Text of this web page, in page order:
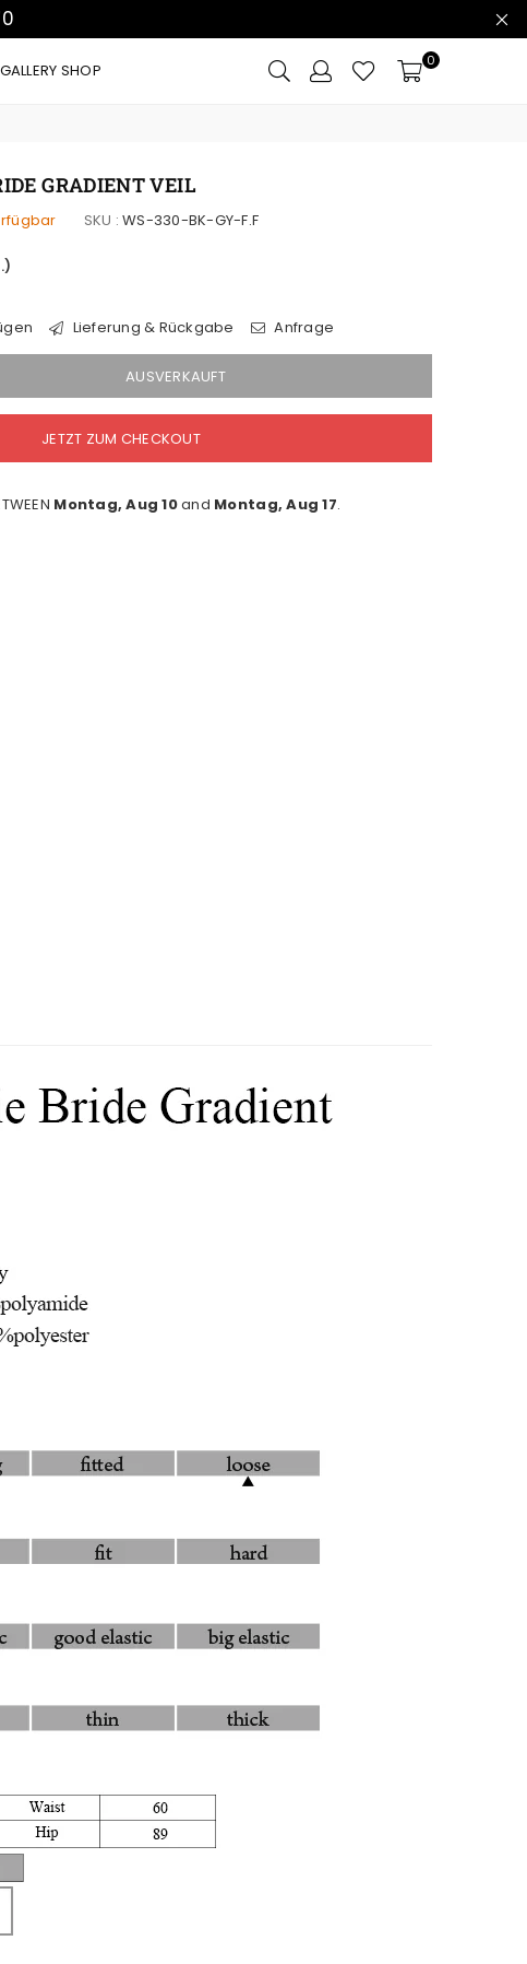
GALLERY SHOP 0
GRADIENT VEIL
SKU :WS-330-BK-GY-F.F
Lieferung & Rückgabe Anfrage
AUSVERKAUFT
JETZT ZUM CHECKOUT
Montag, Aug 10and Montag, Aug 17.